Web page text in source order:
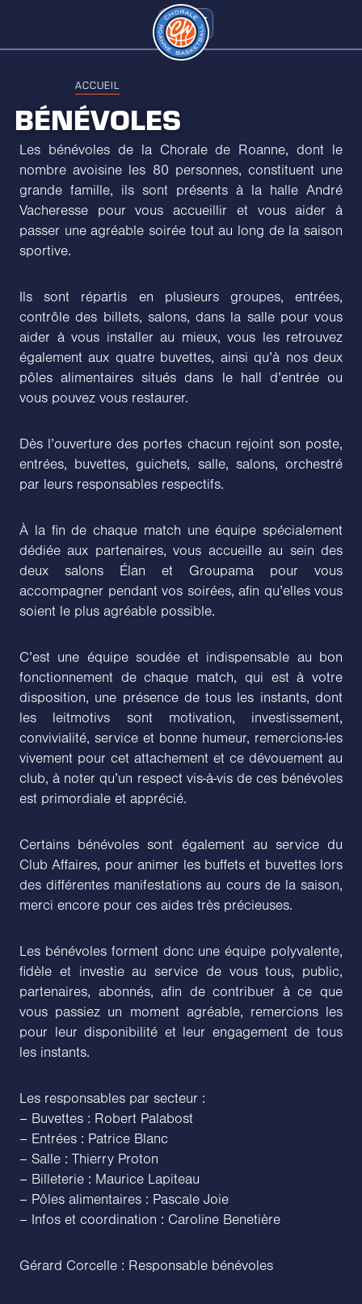
ACCUEIL
BÉNÉVOLES
Les bénévoles de la Chorale de Roanne, dont le
nombre avoisine les 80 personnes, constituent une
grande famille, ils sont présents à la halle André
Vacheresse pour vous accueillir et vous aider à
passer une agréable soirée tout au long de la saison
sportive.
Ils sont répartis en plusieurs groupes, entrées,
contrôle des billets, salons, dans la salle pour vous
aider à vous installer au mieux, vous les retrouvez
également aux quatre buvettes, ainsi qu’à nos deux
pôles alimentaires situés dans le hall d’entrée ou
vous pouvez vous restaurer.
Dès l’ouverture des portes chacun rejoint son poste,
entrées, buvettes, guichets, salle, salons, orchestré
par leurs responsables respectifs.
À la fin de chaque match une équipe spécialement
dédiée aux partenaires, vous accueille au sein des
deux salons Élan et Groupama pour vous
accompagner pendant vos soirées, afin qu’elles vous
soient le plus agréable possible.
C’est une équipe soudée et indispensable au bon
fonctionnement de chaque match, qui est à votre
disposition, une présence de tous les instants, dont
les leitmotivs sont motivation, investissement,
convivialité, service et bonne humeur, remercions-les
vivement pour cet attachement et ce dévouement au
club, à noter qu’un respect vis-à-vis de ces bénévoles
est primordiale et apprécié.
Certains bénévoles sont également au service du
Club Affaires, pour animer les buffets et buvettes lors
des différentes manifestations au cours de la saison,
merci encore pour ces aides très précieuses.
Les bénévoles forment donc une équipe polyvalente,
fidèle et investie au service de vous tous, public,
partenaires, abonnés, afin de contribuer à ce que
vous passiez un moment agréable, remercions les
pour leur disponibilité et leur engagement de tous
les instants.
Les responsables par secteur :
– Buvettes : Robert Palabost
– Entrées : Patrice Blanc
– Salle : Thierry Proton
– Billeterie : Maurice Lapiteau
– Pôles alimentaires : Pascale Joie
– Infos et coordination : Caroline Benetière
Gérard Corcelle : Responsable bénévoles